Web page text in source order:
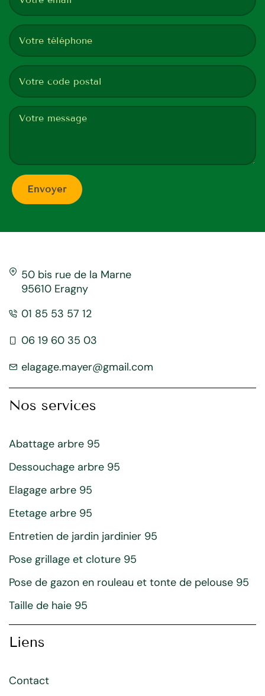
50 bis rue de la Marne
95610 Eragny
01 85 53 57 12
06 19 60 35 03
elagage.mayer@gmail.com
Nos services
Abattage arbre 95
Dessouchage arbre 95
Elagage arbre 95
Etetage arbre 95
Entretien de jardin jardinier 95
Pose grillage et cloture 95
Pose de gazon en rouleau et tonte de pelouse 95
Taille de haie 95
Liens
Contact